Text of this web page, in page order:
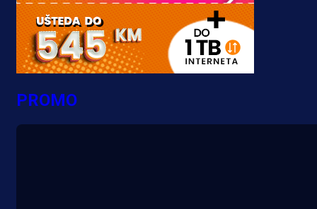
PROMO